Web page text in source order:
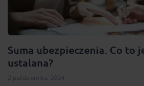
Suma ubezpieczenia. Co to
ustalana?
2 października, 2024